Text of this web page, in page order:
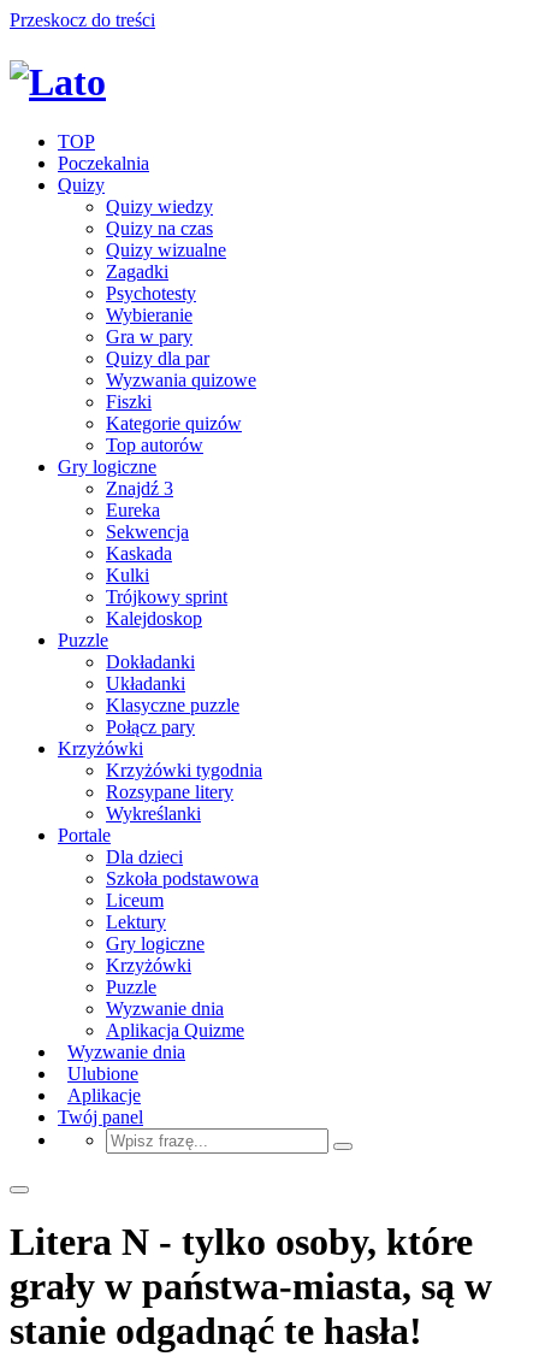
Przeskocz do treści
TOP
Poczekalnia
Quizy
Quizy wiedzy
Quizy na czas
Quizy wizualne
Zagadki
Psychotesty
Wybieranie
Gra w pary
Quizy dla par
Wyzwania quizowe
Fiszki
Kategorie quizów
Top autorów
Gry logiczne
Znajdź 3
Eureka
Sekwencja
Kaskada
Kulki
Trójkowy sprint
Kalejdoskop
Puzzle
Dokładanki
Układanki
Klasyczne puzzle
Połącz pary
Krzyżówki
Krzyżówki tygodnia
Rozsypane litery
Wykreślanki
Portale
Dla dzieci
Szkoła podstawowa
Liceum
Lektury
Gry logiczne
Krzyżówki
Puzzle
Wyzwanie dnia
Aplikacja Quizme
Wyzwanie dnia
Ulubione
Aplikacje
Twój panel
Litera N - tylko osoby, które
grały w państwa-miasta, są w
stanie odgadnąć te hasła!